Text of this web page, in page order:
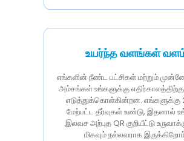
உயர்ந்த வளங்கள்
எங்களின் நீண்ட பட்சிகள் மற்றும்
அம்சங்கள் உங்களுக்கு
எடுத்துக்கொள்கின்றன. எங்களுக்கு
மேற்பட்ட தீர்வுகள் உண்டு, இதனால்
இலவச அற்புத QR குறியீட்டு
மிகவும் நல்லவராக